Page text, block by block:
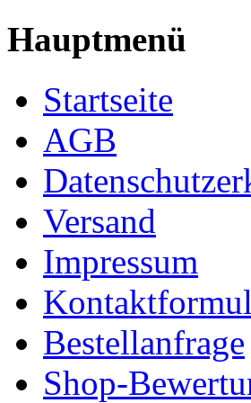
Hauptmenü
Startseite
AGB
Versand
Impressum
Bestellanfrage
Shop-